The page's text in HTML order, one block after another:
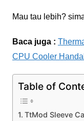
Mau tau lebih?
Baca juga :
CPU Cooler
Table of
TtMod Sleeve